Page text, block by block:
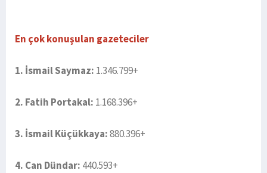
En çok konuşulan gazeteciler
1. İsmail Saymaz: 1.346.799+
2. Fatih Portakal: 1.168.396+
3. İsmail Küçükkaya:880.396+
4. Can Dündar: 440.593+